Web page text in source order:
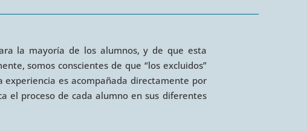
la mayoría de los alumnos, y de que esta
somos conscientes de que “los excluidos”
es acompañada directamente por
el proceso de cada alumno en sus diferentes